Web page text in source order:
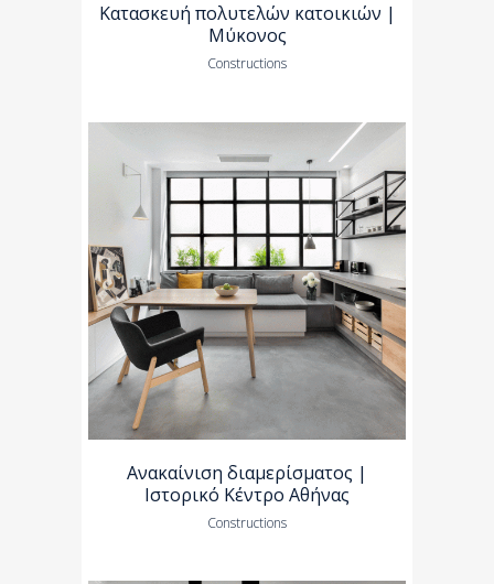
Κατασκευή πολυτελών κατοικιών |
Μύκονος
Constructions
Ανακαίνιση διαμερίσματος |
Ιστορικό Κέντρο Αθήνας
Constructions